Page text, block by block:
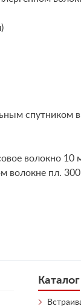
спутником
волокно
пл.
Каталог